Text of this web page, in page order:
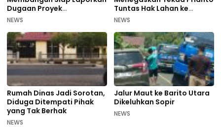
Dugaan Proyek
Bermasalah PUPR Kalteng
NEWS
Tuntas Hak Lahan ke
Mahkamah Agung
NEWS
Rumah Dinas Jadi Sorotan,
Diduga Ditempati Pihak
yang Tak Berhak
NEWS
Jalur Maut ke Barito Utara
Dikeluhkan Sopir
NEWS